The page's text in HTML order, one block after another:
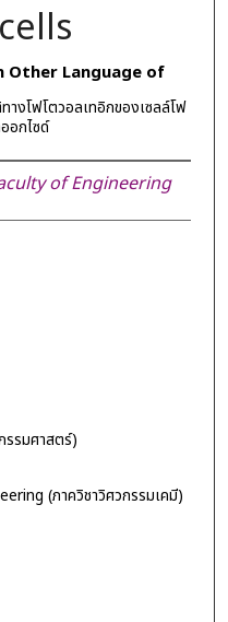
Other Language of
งโฟโตวอลเทอิกของเซลล์โฟ
อกไซด์
of Engineering
รมศาสตร์)
(ภาควิชาวิศวกรรมเคมี)